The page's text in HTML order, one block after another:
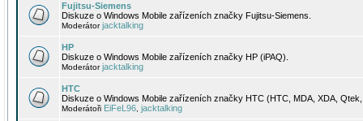
Fujitsu-Siemens
Diskuze o Windows Mobile zařízeních značky Fujitsu-Siemens.
Moderátorjacktalking
HP
Diskuze o Windows Mobile zařízeních značky HP (iPAQ).
Moderátorjacktalking
HTC
Diskuze o Windows Mobile zařízeních značky HTC (HTC, MDA, XDA,
Moderátoři EiFeL96 jacktalking